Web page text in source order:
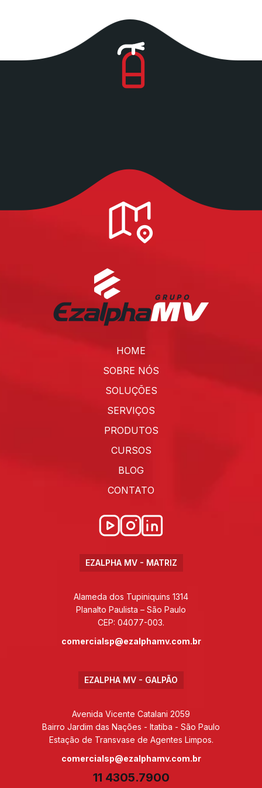
HOME
SOBRE NÓS
SOLUÇÕES
SERVIÇOS
PRODUTOS
CURSOS
BLOG
CONTATO
EZALPHA MV - MATRIZ
Alameda dos Tupiniquins 1314
Planalto Paulista – São Paulo
CEP: 04077-003.
comercialsp@ezalphamv.com.br
EZALPHA MV - GALPÃO
Avenida Vicente Catalani 2059
Bairro Jardim das Nações - Itatiba - São Paulo
Estação de Transvase de Agentes Limpos.
comercialsp@ezalphamv.com.br
11 4305.7900